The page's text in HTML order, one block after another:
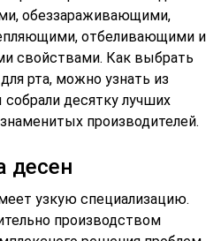
обеззараживающими,
отбеливающими и
свойствами. Как выбрать
рта, можно узнать из
десятку лучших
производителей.
десен
узкую специализацию.
производством